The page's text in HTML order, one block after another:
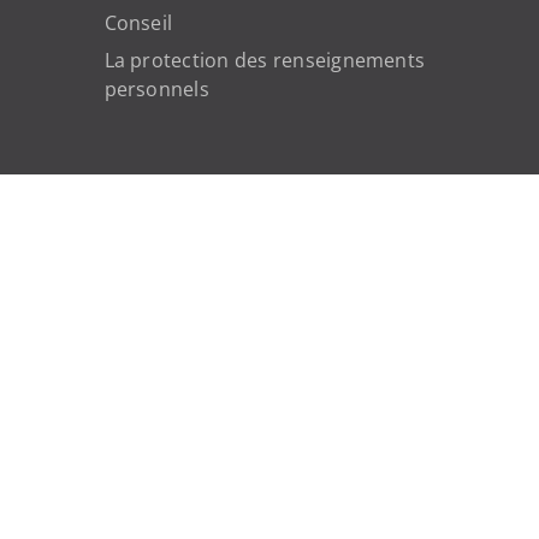
Conseil
La protection des renseignements
personnels